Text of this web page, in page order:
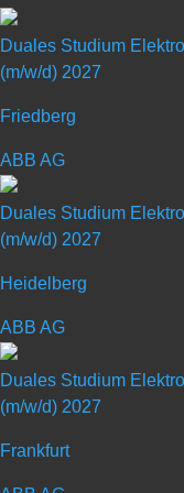
Duales Studium
(m/w/d) 2027
Friedberg
ABB AG
Duales Studium
(m/w/d) 2027
Heidelberg
ABB AG
Duales Studium
(m/w/d) 2027
Frankfurt
Sphäro­guss bis hin zu
aus einer Hand.
Duales
(m/w/d) –
Standort: Kirchardt